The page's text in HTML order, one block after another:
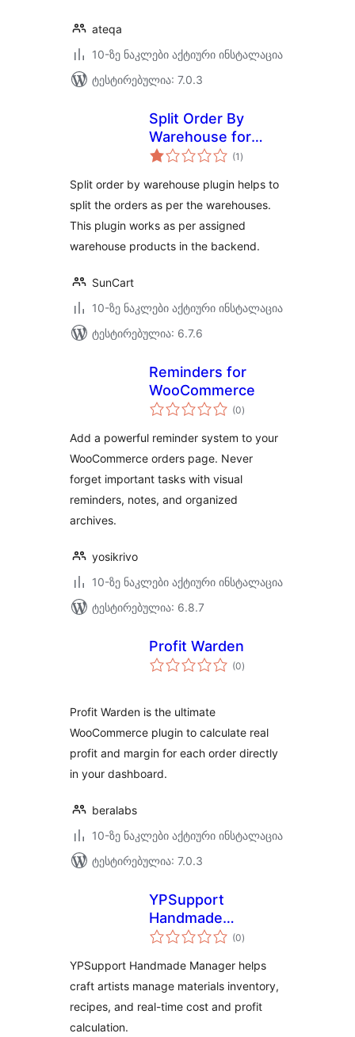
ateqa
10-ზე ნაკლები აქტიური ინსტალაცია
ტესტირებულია: 7.0.3
Split Order By
Warehouse for
Woocommerce
(1 საერთო
რეიტინგი
)
Split order by warehouse plugin helps to
split the orders as per the warehouses.
This plugin works as per assigned
warehouse products in the backend.
SunCart
10-ზე ნაკლები აქტიური ინსტალაცია
ტესტირებულია: 6.7.6
Reminders for
WooCommerce
(0საერთო
რეიტინგი
)
Add a powerful reminder system to your
WooCommerce orders page. Never
forget important tasks with visual
reminders, notes, and organized
archives.
yosikrivo
10-ზე ნაკლები აქტიური ინსტალაცია
ტესტირებულია: 6.8.7
Profit Warden
(0საერთო
რეიტინგი
)
Profit Warden is the ultimate
WooCommerce plugin to calculate real
profit and margin for each order directly
in your dashboard.
beralabs
10-ზე ნაკლები აქტიური ინსტალაცია
ტესტირებულია: 7.0.3
YPSupport
Handmade
Manager
(0საერთო
რეიტინგი
)
YPSupport Handmade Manager helps
craft artists manage materials inventory,
recipes, and real-time cost and profit
calculation.